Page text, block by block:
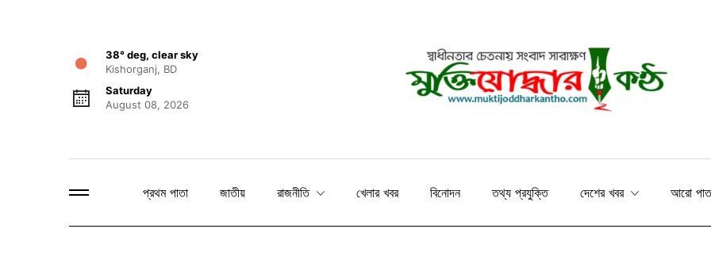
38° deg, clear sky
Kishorganj, BD
Saturday
August 08, 2026
প্রথম পাতা জাতীয় রাজনীতি খেলার খবর বিনোদন তথ্য প্রযুক্তি দেশের খবর আরো